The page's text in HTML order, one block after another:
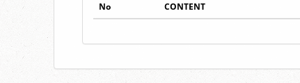
No CONTENT